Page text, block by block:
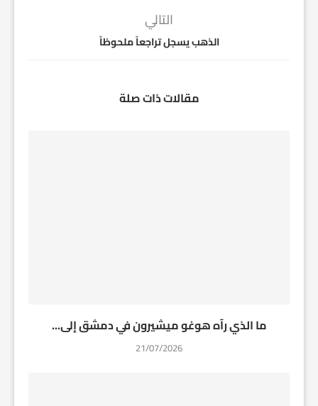
التالي
الذهب يسجل تراجعاً ملحوظاً
مقالات ذات صلة
ما الذي رآه هوغو ميشيرون في دمشق إلى...
21/07/2026